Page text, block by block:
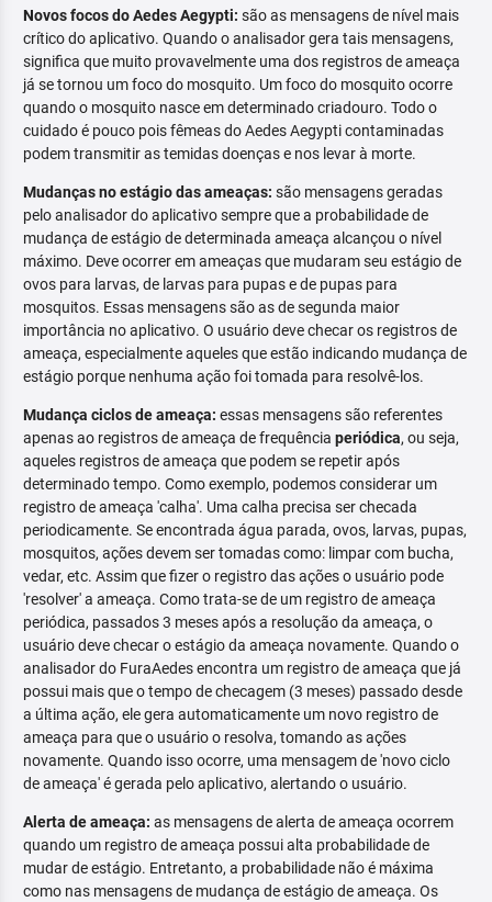
Novos focos do Aedes Aegypti: são as mensagens de nível mais
crítico do aplicativo. Quando o analisador gera tais mensagens,
significa que muito provavelmente uma dos registros de ameaça
já se tornou um foco do mosquito. Um foco do mosquito ocorre
quando o mosquito nasce em determinado criadouro. Todo o
cuidado é pouco pois fêmeas do Aedes Aegypti contaminadas
podem transmitir as temidas doenças e nos levar à morte.
Mudanças no estágio das ameaças: são mensagens geradas
pelo analisador do aplicativo sempre que a probabilidade de
mudança de estágio de determinada ameaça alcançou o nível
máximo. Deve ocorrer em ameaças que mudaram seu estágio de
ovos para larvas, de larvas para pupas e de pupas para
mosquitos. Essas mensagens são as de segunda maior
importância no aplicativo. O usuário deve checar os registros de
ameaça, especialmente aqueles que estão indicando mudança de
estágio porque nenhuma ação foi tomada para resolvê-los.
Mudança ciclos de ameaça: essas mensagens são referentes
apenas ao registros de ameaça de frequência periódica, ou seja,
aqueles registros de ameaça que podem se repetir após
determinado tempo. Como exemplo, podemos considerar um
registro de ameaça 'calha'. Uma calha precisa ser checada
periodicamente. Se encontrada água parada, ovos, larvas, pupas,
mosquitos, ações devem ser tomadas como: limpar com bucha,
vedar, etc. Assim que fizer o registro das ações o usuário pode
'resolver' a ameaça. Como trata-se de um registro de ameaça
periódica, passados 3 meses após a resolução da ameaça, o
usuário deve checar o estágio da ameaça novamente. Quando o
analisador do FuraAedes encontra um registro de ameaça que já
possui mais que o tempo de checagem (3 meses) passado desde
a última ação, ele gera automaticamente um novo registro de
ameaça para que o usuário o resolva, tomando as ações
novamente. Quando isso ocorre, uma mensagem de 'novo ciclo
de ameaça' é gerada pelo aplicativo, alertando o usuário.
Alerta de ameaça: as mensagens de alerta de ameaça ocorrem
quando um registro de ameaça possui alta probabilidade de
mudar de estágio. Entretanto, a probabilidade não é máxima
como nas mensagens de mudança de estágio de ameaça. Os